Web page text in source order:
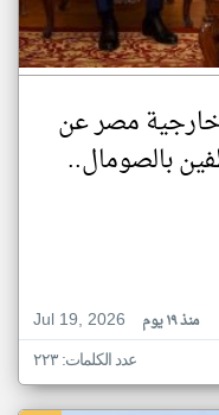
مصر عن
بالصومال..
Jul 19, 2026
منذ ١٩ يوم
عدد الكلمات: ٢٢٣